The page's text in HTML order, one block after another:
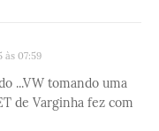
às 07:59
...VW tomando uma
de Varginha fez com